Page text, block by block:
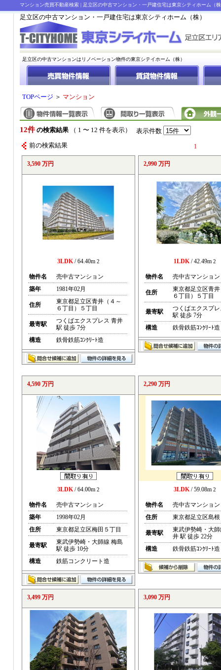
マンション売買不動産検索 | 足立区の中古マンション・一戸建住宅は東京シティホーム（
足立区の中古マンション・一戸建住宅は東京シティホーム（株）
足立区の中古マンションはリノベーション物件の東京シテイホーム（株）
TOPページ ＞ マンション
12件 の検索結果 （ 1 〜 12 件を表示） 表示件数
前の検索結果 1
3,590 万円
3LDK/ 64.40m 2
物件名
売中古マンション
築年
1981年02月
住所
東京都足立区青井（４～
６丁目）５丁目
最寄駅
つくばエクスプレス 青井
駅 徒歩 7分
構造
鉄骨鉄筋ｺﾝｸﾘｰﾄ造
2,990 万円
1LDK/ 42.49m 2
物件名 売中古マンション
住所
東京都足立区青
６丁目）５丁目
最寄駅
つくばエクスプ
駅 徒歩 7分
構造
鉄骨鉄筋ｺﾝｸﾘｰﾄ造
4,590 万円
3LDK/ 64.00m 2
物件名
売中古マンション
築年
1998年02月
住所
東京都足立区梅田５丁目
最寄駅
東武伊勢崎・大師線 梅島
駅 徒歩 10分
構造
鉄筋コンクリート造
2,290 万円
3LDK/ 59.08m 2
物件名
売中古マンション
住所
東京都足立区島
最寄駅
東武伊勢崎・大
井 駅 徒歩 22分
構造
鉄骨鉄筋ｺﾝｸﾘｰﾄ造
3,499 万円 3,090 万円